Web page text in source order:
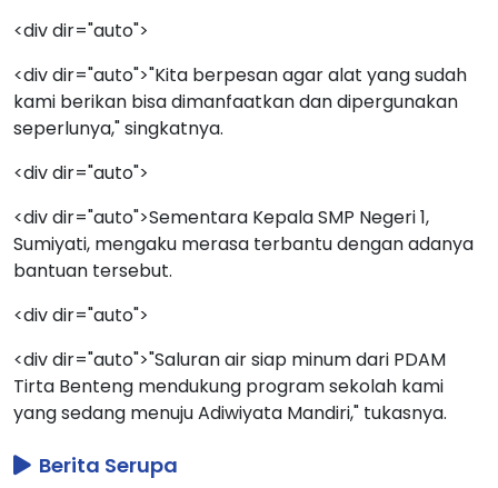
<div dir="auto">
<div dir="auto">"Kita berpesan agar alat yang sudah
kami berikan bisa dimanfaatkan dan dipergunakan
seperlunya," singkatnya.
<div dir="auto">
<div dir="auto">Sementara Kepala SMP Negeri 1,
Sumiyati, mengaku merasa terbantu dengan adanya
bantuan tersebut.
<div dir="auto">
<div dir="auto">"Saluran air siap minum dari PDAM
Tirta Benteng mendukung program sekolah kami
yang sedang menuju Adiwiyata Mandiri," tukasnya.
Berita Serupa